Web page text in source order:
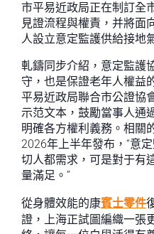
市平易近政局正在制訂全
見證流程與權責，并將面
人設立意定監護供給接地
軋鑄同步介紹，意定監護
守，也是保證老年人權益
平易近政局聯合市公證協
示范文本，鼓勵當事人通
明確各方權利義務。相關
2026年上半年發布，“意
切人都需求，可是對于有
量滿足。”
從身體效能的康賓士零件
證，上海正試圖編織一張